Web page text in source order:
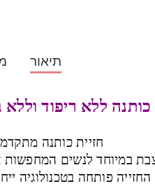
תיאור
כותנה ללא ריפוד
חזיית כותנה
במיוחד לנשים המחפשות
פותחה בטכנולוגיה